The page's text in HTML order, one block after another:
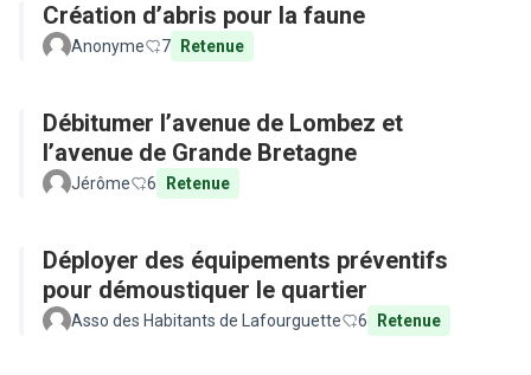
Création d’abris pour la faune
Anonyme 7 Retenue
Débitumer l’avenue de Lombez et
l’avenue de Grande Bretagne
Jérôme 6 Retenue
Déployer des équipements préventifs
pour démoustiquer le quartier
Asso des Habitants de Lafourguette 6 Retenue